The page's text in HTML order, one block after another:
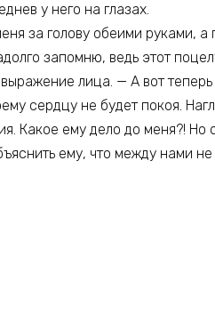
у него на глазах.
за голову обеими руками, а
запомню, ведь этот
лица. — А вот
сердцу не будет покоя.
Какое ему дело до меня?! Но
ему, что между нами